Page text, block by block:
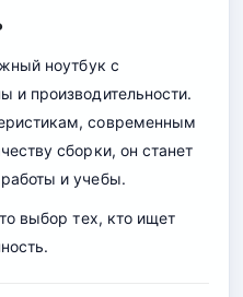
ноутбук с
и производительности.
современным
сборки, он станет
и учебы.
выбор тех, кто ищет